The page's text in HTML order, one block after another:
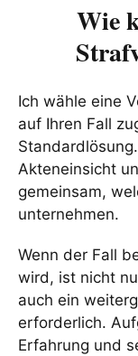
Wie
Ich wähle eine
auf Ihren Fall
Akteneinsicht
gemeinsam,
unternehmen.
Wenn der Fall
wird, ist nicht
auch ein
erforderlich.
Erfahrung und